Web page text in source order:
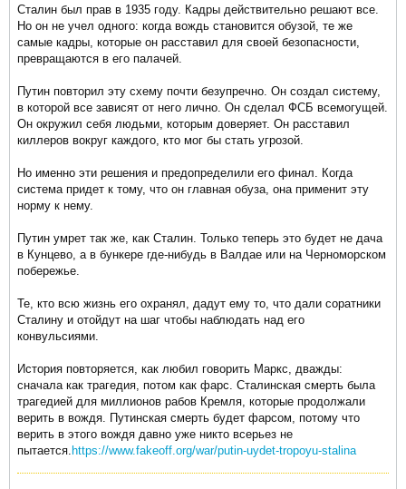
Сталин был прав в 1935 году. Кадры действительно решают все.
Но он не учел одного: когда вождь становится обузой, те же
самые кадры, которые он расставил для своей безопасности,
превращаются в его палачей.
Путин повторил эту схему почти безупречно. Он создал систему,
в которой все зависят от него лично. Он сделал ФСБ всемогущей.
Он окружил себя людьми, которым доверяет. Он расставил
киллеров вокруг каждого, кто мог бы стать угрозой.
Но именно эти решения и предопределили его финал. Когда
система придет к тому, что он главная обуза, она применит эту
норму к нему.
Путин умрет так же, как Сталин. Только теперь это будет не дача
в Кунцево, а в бункере где-нибудь в Валдае или на Черноморском
побережье.
Те, кто всю жизнь его охранял, дадут ему то, что дали соратники
Сталину и отойдут на шаг чтобы наблюдать над его
конвульсиями.
История повторяется, как любил говорить Маркс, дважды:
сначала как трагедия, потом как фарс. Сталинская смерть была
трагедией для миллионов рабов Кремля, которые продолжали
верить в вождя. Путинская смерть будет фарсом, потому что
верить в этого вождя давно уже никто всерьез не
пытается. https://www.fakeoff.org/war/putin-uydet-tropoyu-stalina